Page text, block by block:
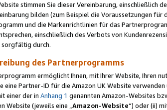
stimmen Sie dieser Vereinbarung, einschließlich
bilden (zum Beispiel die Voraussetzungen
und die Markenrichtlinien für das
einschließlich des Verbots von
sorgfältig durch.
des Partnerprogramms
ermöglicht Ihnen, mit Ihrer Website, Ihren
eine Partner-ID für die Amazon UK Website
einer der in Anhang 1 genannten Amazon-Websites
Website (jeweils eine „ Amazon-Website“) oder (ii)